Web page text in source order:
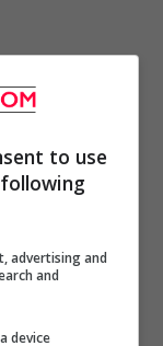
to use
advertising and
and
device